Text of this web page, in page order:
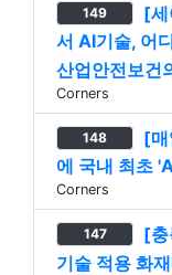
149
[세
서 AI기술, 어
산업안전보건
Corners
148
[매
에 국내 최초
Corners
147
[충
기술 적용 화